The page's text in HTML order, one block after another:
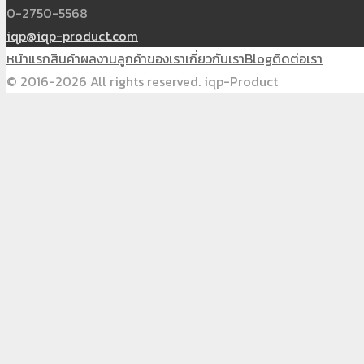
0-2750-5568
iqp@iqp-product.com
หน้าแรกสินค้าผลงานลูกค้าของเราเกี่ยวกับเราBlogติดต่อเรา
© 2016-2026 All rights reserved. iqp-Product